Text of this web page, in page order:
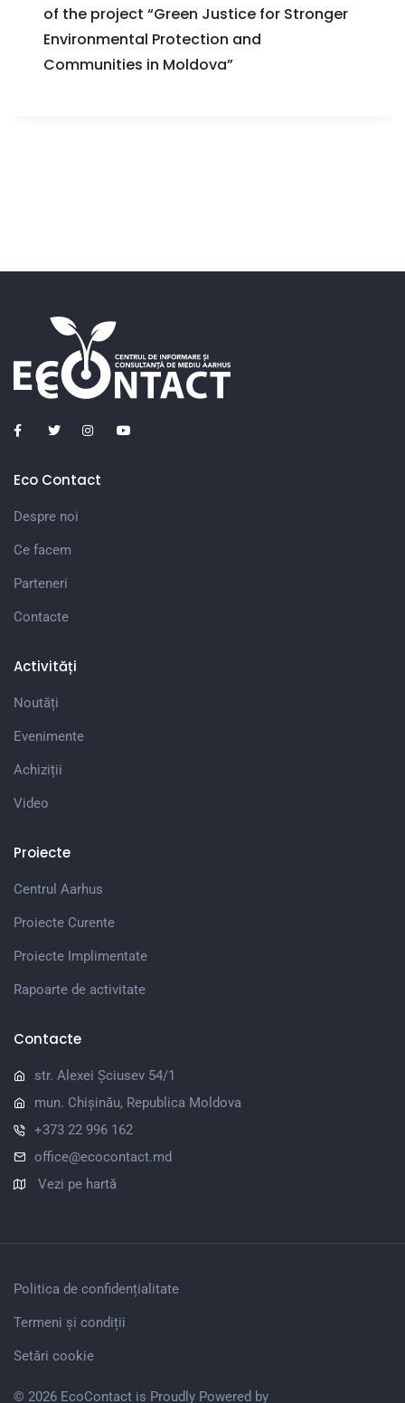
of the project “Green Justice for Stronger
Environmental Protection and
Communities in Moldova”
Eco Contact
Despre noi
Ce facem
Parteneri
Contacte
Activități
Noutăți
Evenimente
Achiziții
Video
Proiecte
Centrul Aarhus
Proiecte Curente
Proiecte Implimentate
Rapoarte de activitate
Contacte
str. Alexei Șciusev 54/1
mun. Chișinău, Republica Moldova
+373 22 996 162
office@ecocontact.md
Vezi pe hartă
Politica de confidențialitate
Termeni și condiții
Setări cookie
© 2026 EcoContact is Proudly Powered by